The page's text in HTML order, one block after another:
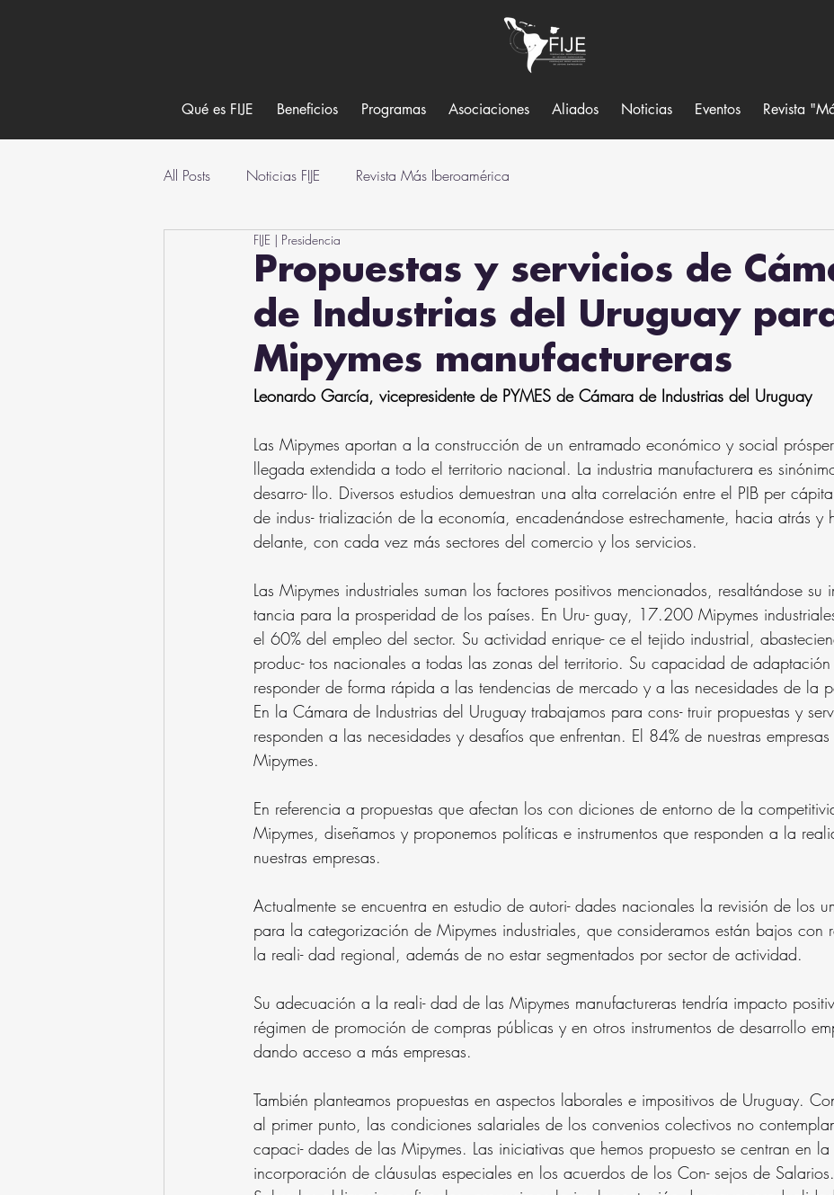
Qué es FIJE Beneficios Programas Asociaciones Aliados Noticias Eventos Revista
All Posts Noticias FIJE Revista Más Iberoamérica
Propuestas y servicios de
de Industrias del Uruguay
Mipymes manufactureras
FIJE | Presidencia
Leonardo García, vicepresidente de PYMES de Cámara de Industrias del Uruguay
Las Mipymes aportan a la construcción de un entramado económico y social
llegada extendida a todo el territorio nacional. La industria manufacturera es
desarro- llo. Diversos estudios demuestran una alta correlación entre el PIB per
de indus- trialización de la economía, encadenándose estrechamente, hacia atrás y
delante, con cada vez más sectores del comercio y los servicios.
Las Mipymes industriales suman los factores positivos mencionados, resaltándose su
tancia para la prosperidad de los países. En Uru- guay, 17.200 Mipymes
el 60% del empleo del sector. Su actividad enrique- ce el tejido industrial,
produc- tos nacionales a todas las zonas del territorio. Su capacidad de adaptación
responder de forma rápida a las tendencias de mercado y a las necesidades de la
En la Cámara de Industrias del Uruguay trabajamos para cons- truir propuestas y
responden a las necesidades y desafíos que enfrentan. El 84% de nuestras
Mipymes.
En referencia a propuestas que afectan los con diciones de entorno de la
Mipymes, diseñamos y proponemos políticas e instrumentos que responden a la
nuestras empresas.
Actualmente se encuentra en estudio de autori- dades nacionales la revisión de los
para la categorización de Mipymes industriales, que consideramos están bajos con
la reali- dad regional, además de no estar segmentados por sector de actividad.
Su adecuación a la reali- dad de las Mipymes manufactureras tendría impacto
régimen de promoción de compras públicas y en otros instrumentos de desarrollo
dando acceso a más empresas.
También planteamos propuestas en aspectos laborales e impositivos de Uruguay.
al primer punto, las condiciones salariales de los convenios colectivos no
capaci- dades de las Mipymes. Las iniciativas que hemos propuesto se centran en la
incorporación de cláusulas especiales en los acuerdos de los Con- sejos de Salarios.